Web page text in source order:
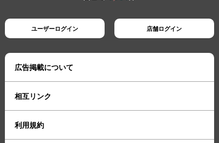
当店は規模が小さい時から、そのような卑怯な営業はせず、お客様と向
業績も毎年右肩上がりです。
ービスを追求し続けています。
ユーザーログイン 店舗ログイン
広告掲載について
相互リンク
利用規約